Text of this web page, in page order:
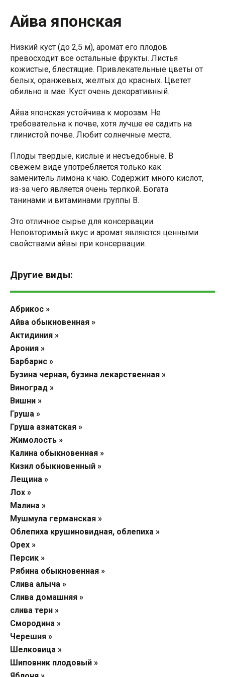
Айва японская
Низкий куст (до 2,5 м), аромат его плодов
превосходит все остальные фрукты. Листья
кожистые, блестящие. Привлекательные цветы от
белых, оранжевых, желтых до красных. Цветет
обильно в мае. Куст очень декоративный.
Айва японская устойчива к морозам. Не
требовательна к почве, хотя лучше ее садить на
глинистой почве. Любит солнечные места.
Плоды твердые, кислые и несъедобные. В
свежем виде употребляется только как
заменитель лимона к чаю. Содержит много кислот,
из-за чего является очень терпкой. Богата
танинами и витаминами группы В.
Это отличное сырье для консервации.
Неповторимый вкус и аромат являются ценными
свойствами айвы при консервации.
Другие виды:
Абрикос »
Айва обыкновенная »
Актидиния »
Арония »
Барбарис »
Бузина черная, бузина лекарственная »
Виноград »
Вишни »
Груша »
Груша азиатская »
Жимолость »
Калина обыкновенная »
Кизил обыкновенный »
Лещина »
Лох »
Малина »
Мушмула германская »
Облепиха крушиновидная, облепиха »
Орех »
Персик »
Рябина обыкновенная »
Слива алыча »
Слива домашняя »
слива терн »
Смородина »
Черешня »
Шелковица »
Шиповник плодовый »